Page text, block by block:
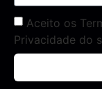
Aceito os
Privacidade do